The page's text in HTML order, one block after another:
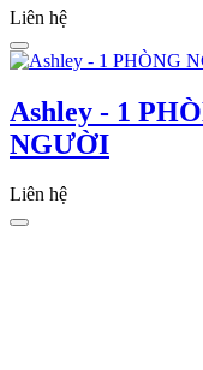
Liên hệ
Ashley - 1
NGƯỜI
Liên hệ